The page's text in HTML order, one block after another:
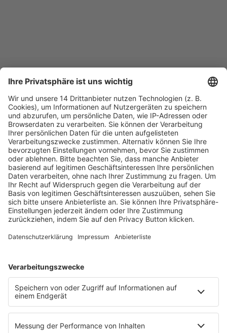
Fachmedien Recht und Wirtschaft
Ein Fachbereich der
dfv Mediengruppe
Mainzer Landstr. 251
60326 Frankfurt am Main
E-Mail:info@ruw.de
Web:https://www.ruw.de
AGB
Datenschutzerklärung
Genderhinweis
Cookie-Einstellungen